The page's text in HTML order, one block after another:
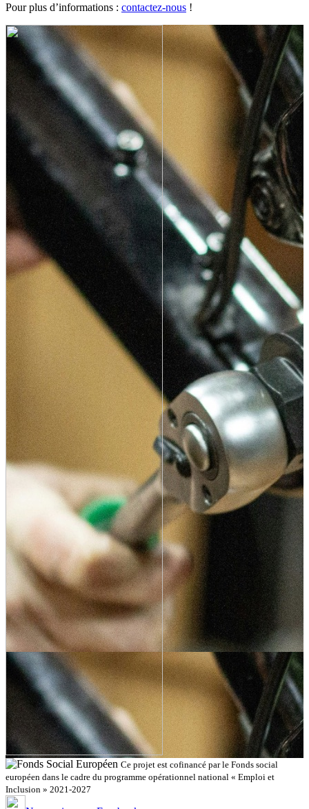
Pour plus d’informations : contactez-nous !
Ce projet est cofinancé par le Fonds social
européen dans le cadre du programme opérationnel national « Emploi et
Inclusion » 2021-2027